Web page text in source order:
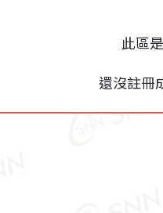
此區
還沒註冊